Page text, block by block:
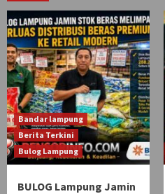
Bandar lampung
Berita Terkini
Bulog Lampung
BULOG Lampung Jamin